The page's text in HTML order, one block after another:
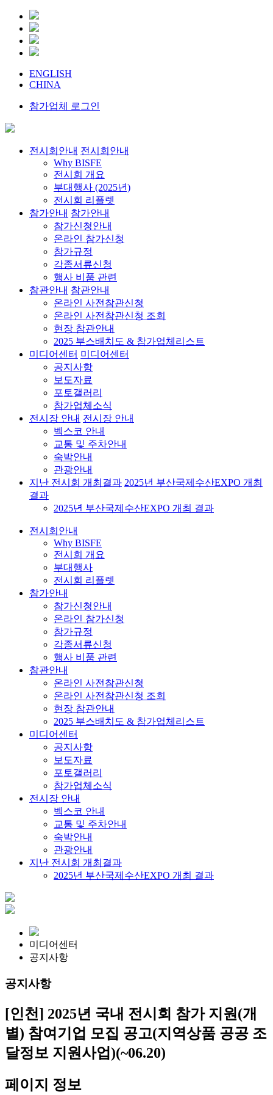
ENGLISH
CHINA
참가업체 로그인
전시회안내 전시회안내
Why BISFE
전시회 개요
부대행사 (2025년)
전시회 리플렛
참가안내 참가안내
참가신청안내
온라인 참가신청
참가규정
각종서류신청
행사 비품 관련
참관안내 참관안내
온라인 사전참관신청
온라인 사전참관신청 조회
현장 참관안내
2025 부스배치도 & 참가업체리스트
미디어센터 미디어센터
공지사항
보도자료
포토갤러리
참가업체소식
전시장 안내 전시장 안내
벡스코 안내
교통 및 주차안내
숙박안내
관광안내
지난 전시회 개최결과 2025년 부산국제수산EXPO 개최
결과
2025년 부산국제수산EXPO 개최 결과
전시회안내
Why BISFE
전시회 개요
부대행사
전시회 리플렛
참가안내
참가신청안내
온라인 참가신청
참가규정
각종서류신청
행사 비품 관련
참관안내
온라인 사전참관신청
온라인 사전참관신청 조회
현장 참관안내
2025 부스배치도 & 참가업체리스트
미디어센터
공지사항
보도자료
포토갤러리
참가업체소식
전시장 안내
벡스코 안내
교통 및 주차안내
숙박안내
관광안내
지난 전시회 개최결과
2025년 부산국제수산EXPO 개최 결과
미디어센터
공지사항
공지사항
[인천] 2025년 국내 전시회 참가 지원(개
별) 참여기업 모집 공고(지역상품 공공 조
달정보 지원사업)(~06.20)
페이지 정보